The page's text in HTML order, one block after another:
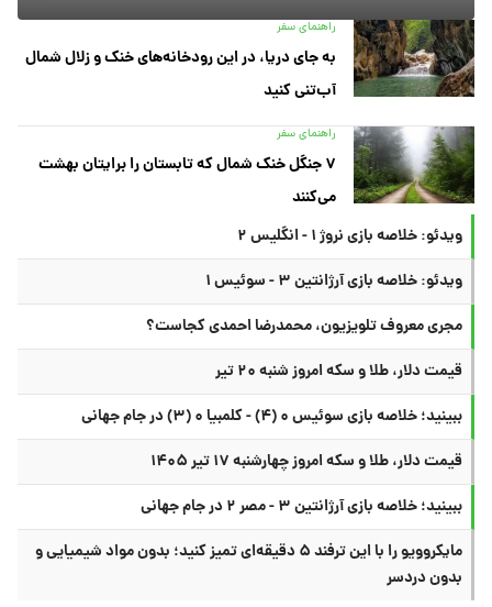
راهنمای سفر
به جای دریا، در این رودخانه‌های خنک و زلال شمال
آب‌تنی کنید
راهنمای سفر
۷ جنگل خنک شمال که تابستان را برایتان بهشت
می‌کنند
ویدئو: خلاصه بازی نروژ ۱ - انگلیس ۲
ویدئو: خلاصه بازی آرژانتین ۳ - سوئیس ۱
مجری معروف تلویزیون، محمدرضا احمدی کجاست؟
قیمت دلار، طلا و سکه امروز شنبه ۲۰ تیر
ببینید؛ خلاصه بازی سوئیس ۰ (۴) - کلمبیا ۰ (۳) در جام جهانی
قیمت دلار، طلا و سکه امروز چهارشنبه ۱۷ تیر ۱۴۰۵
ببینید؛ خلاصه بازی آرژانتین ۳ - مصر ۲ در جام جهانی
مایکروویو را با این ترفند ۵ دقیقه‌ای تمیز کنید؛ بدون مواد شیمیایی و
بدون دردسر